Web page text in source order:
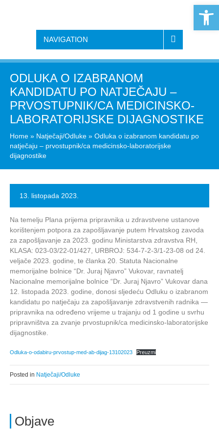
NAVIGATION
ODLUKA O IZABRANOM
KANDIDATU PO NATJEČAJU –
PRVOSTUPNIK/CA MEDICINSKO-
LABORATORIJSKE DIJAGNOSTIKE
Home » Natječaji/Odluke » Odluka o izabranom kandidatu po
natječaju – prvostupnik/ca medicinsko-laboratorijske
dijagnostike
Objave
13. listopada 2023.
Na temelju Plana prijema pripravnika u zdravstvene ustanove
korištenjem potpora za zapošljavanje putem Hrvatskog zavoda
za zapošljavanje za 2023. godinu Ministarstva zdravstva RH,
KLASA: 023-03/22-01/427, URBROJ: 534-7-2-3/1-23-08 od 24.
veljače 2023. godine, te članka 20. Statuta Nacionalne
memorijalne bolnice “Dr. Juraj Njavro” Vukovar, ravnatelj
Nacionalne memorijalne bolnice “Dr. Juraj Njavro” Vukovar dana
12. listopada 2023. godine, donosi sljedeću Odluku o izabranom
kandidatu po natječaju za zapošljavanje zdravstvenih radnika —
pripravnika na određeno vrijeme u trajanju od 1 godine u svrhu
pripravništva za zvanje prvostupnik/ca medicinsko-laboratorijske
dijagnostike.
Odluka-o-odabiru-prvostup-med-ab-dijag-13102023 Preuzmi
Posted in Natječaji/Odluke